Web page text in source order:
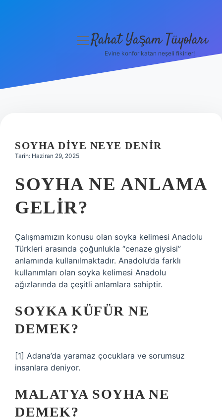
Hakkımızda
menüyü
Rahat Yaşam Tüyoları
Evine konfor katan neşeli fikirler!
SOYHA DIYE NEYE DENIR
Tarih: Haziran 29, 2025
SOYHA NE ANLAMA
GELIR?
Çalışmamızın konusu olan soyka kelimesi Anadolu
Türkleri arasında çoğunlukla “cenaze giysisi”
anlamında kullanılmaktadır. Anadolu’da farklı
kullanımları olan soyka kelimesi Anadolu
ağızlarında da çeşitli anlamlara sahiptir.
SOYKA KÜFÜR NE
DEMEK?
[1] Adana’da yaramaz çocuklara ve sorumsuz
insanlara deniyor.
MALATYA SOYHA NE
DEMEK?